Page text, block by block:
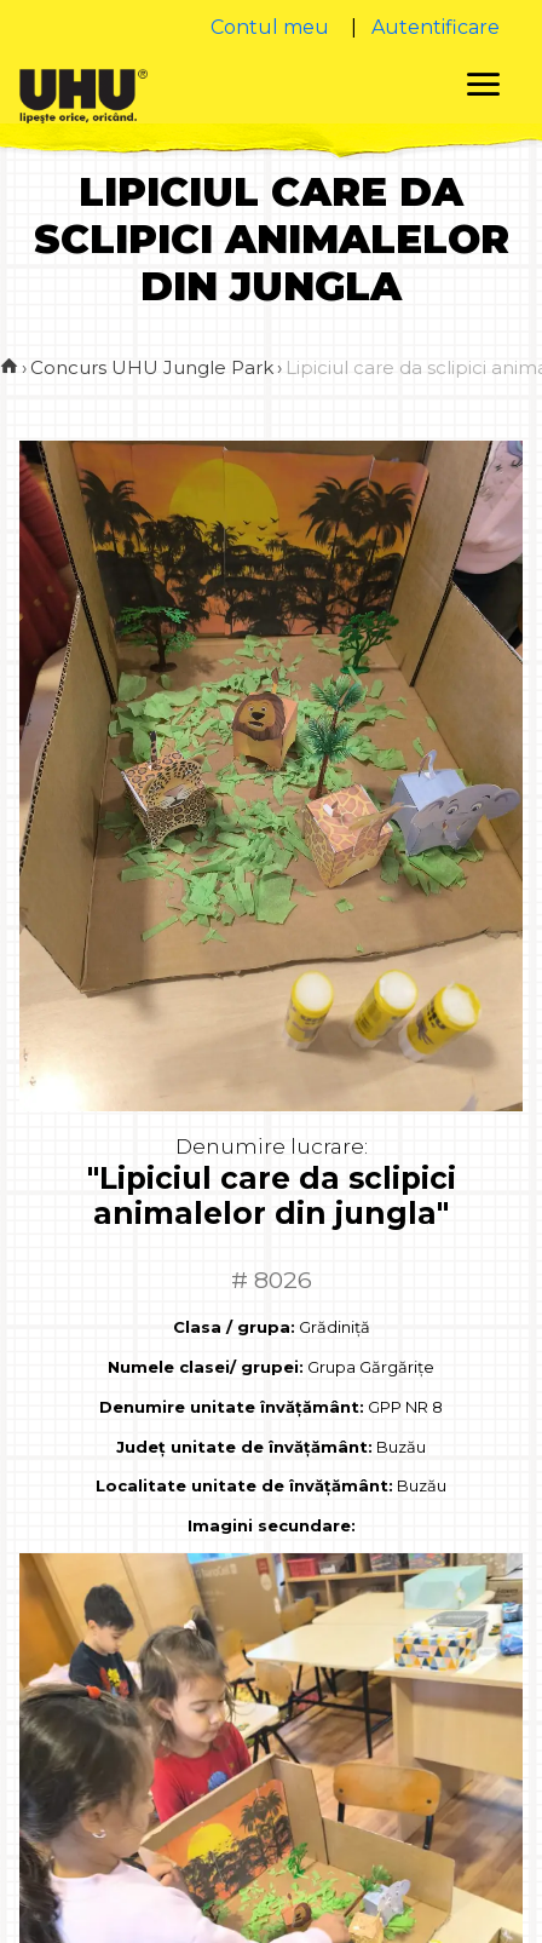
Contul meu Autentificare
LIPICIUL CARE DA
SCLIPICI ANIMALELOR
DIN JUNGLA
› Concurs UHU Jungle Park› Lipiciul care da sclipici
Denumire lucrare:
"Lipiciul care da sclipici
animalelor din jungla"
# 8026
Clasa / grupa: Grădiniță
Numele clasei/ grupei: Grupa Gărgărițe
Denumire unitate învățământ: GPP NR 8
Județ unitate de învățământ: Buzău
Localitate unitate de învățământ: Buzău
Imagini secundare: